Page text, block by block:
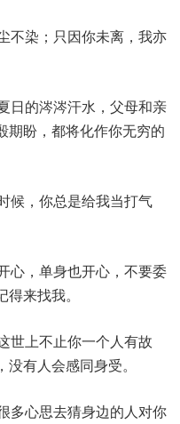
不染；只因你未离，我亦
日的涔涔汗水，父母和亲
期盼，都将化作你无穷的
候，你总是给我当打气
心，单身也开心，不要委
来找我。
世上不止你一个人有故
有人会感同身受。
多心思去猜身边的人对你